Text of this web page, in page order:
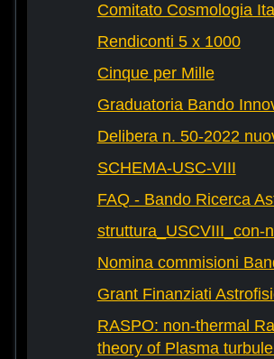
Comitato Cosmologia
Rendiconti 5 x 1000
Cinque per Mille
Graduatoria Bando
Delibera n. 50-2022
SCHEMA-USC-VIII
FAQ - Bando Ricerca
struttura_USCVIII_con-
Nomina commisioni
Grant Finanziati
RASPO: non-thermal
theory of Plasma